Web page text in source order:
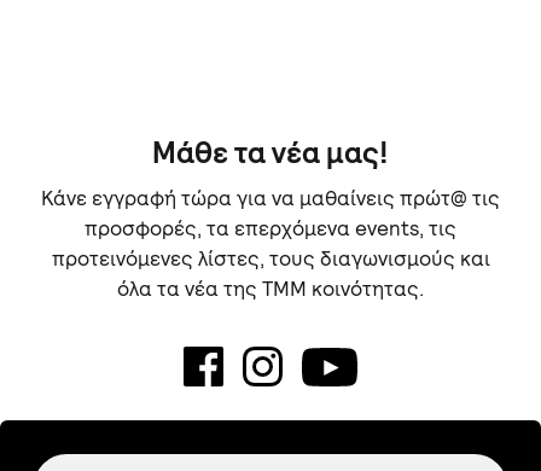
Μάθε τα νέα μας!
Κάνε εγγραφή τώρα για να μαθαίνεις πρώτ@ τις
προσφορές, τα επερχόμενα events, τις
προτεινόμενες λίστες, τους διαγωνισμούς και
όλα τα νέα της TMM κοινότητας.